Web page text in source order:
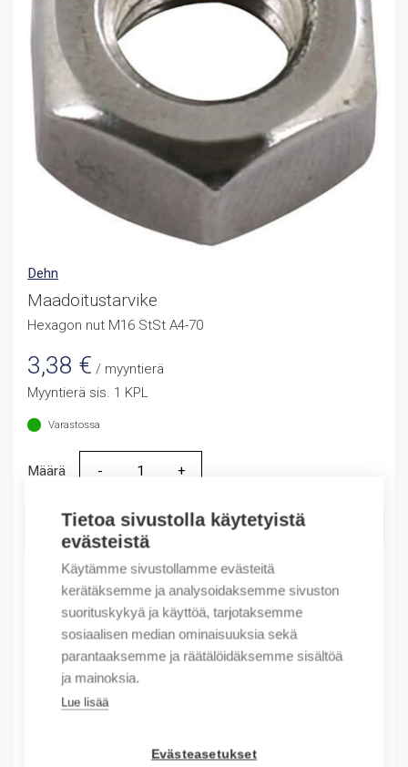
Tietoa sivustolla käytetyistä
evästeistä
Käytämme sivustollamme evästeitä
kerätäksemme ja analysoidaksemme sivuston
suorituskykyä ja käyttöä, tarjotaksemme
sosiaalisen median ominaisuuksia sekä
parantaaksemme ja räätälöidäksemme sisältöä
ja mainoksia.
Lue lisää
Evästeasetukset
Dehn
Maadoitustarvike
Hexagon nut M16 StSt A4-70
3,38 € / myyntierä
Myyntierä sis. 1 KPL
Varastossa
Määrä
Määrä
LISÄÄ OSTOSKORIIN
Tuotekoodit
Tilauskoodi: 419903D
Product order number: 419903D
Valmistajan tuotenumero: 419903
EAN: 4013364439696